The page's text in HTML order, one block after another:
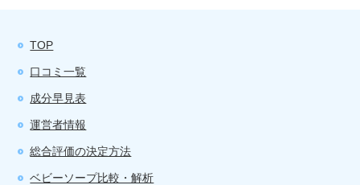
TOP
口コミ一覧
成分早見表
運営者情報
総合評価の決定方法
ベビーソープ比較・解析